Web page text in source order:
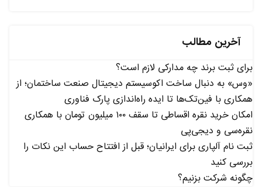
آخرین مطالب
برای ثبت برند چه مدارکی لازم است؟
«وس» به دنبال ساخت اکوسیستم دیجیتال صنعت ساختمان؛ از
همکاری با فین‌تک‌ها تا ایده راه‌اندازی پارک فناوری
امکان خرید نقره اقساطی تا سقف ۱۰۰ میلیون تومان با همکاری
نقره‌سی و دیجی‌پی
ثبت نام آلپاری برای ایرانیان؛ قبل از افتتاح حساب این نکات را
بررسی کنید
چگونه شرکت بزنیم؟